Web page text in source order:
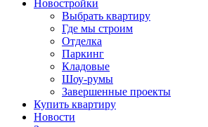
Новостройки
Выбрать квартиру
Где мы строим
Отделка
Паркинг
Кладовые
Шоу-румы
Завершенные проекты
Купить квартиру
Новости